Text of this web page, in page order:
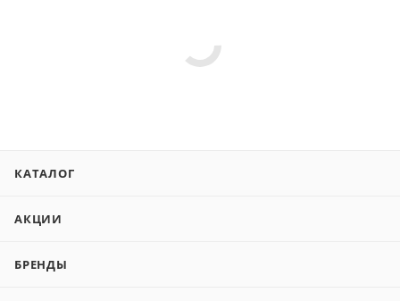
КАТАЛОГ
АКЦИИ
БРЕНДЫ